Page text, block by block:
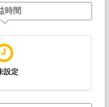
時間
設定